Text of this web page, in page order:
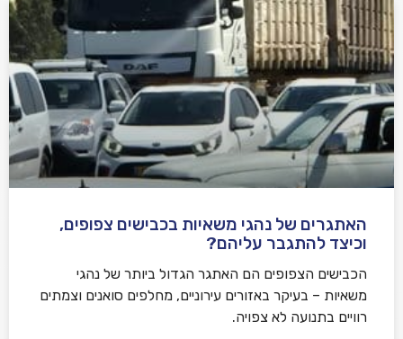
האתגרים של נהגי משאיות בכבישים צפופים,
וכיצד להתגבר עליהם?
הכבישים הצפופים הם האתגר הגדול ביותר של נהגי
משאיות – בעיקר באזורים עירוניים, מחלפים סואנים וצמתים
רוויים בתנועה לא צפויה.